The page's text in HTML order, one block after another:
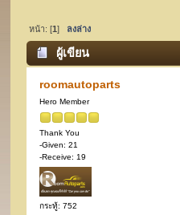
หน้า: [1] ลงล่าง
ผู้เขียน
roomautoparts
Hero Member
Thank You
-Given: 21
-Receive: 19
กระทู้: 752